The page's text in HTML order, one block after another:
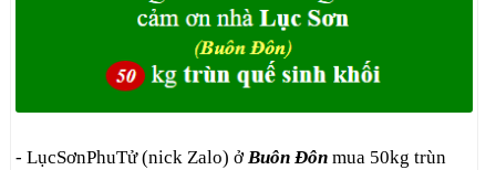
- LụcSơnPhuTử (nick Zalo) ởBuôn Đôn mua 50kg trùn